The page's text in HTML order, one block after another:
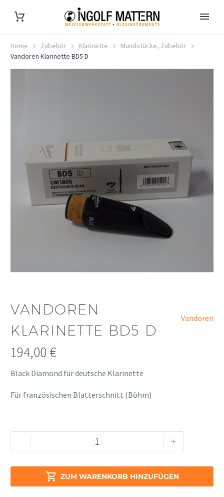
Home Zubehör Klarinette
Mundstücke, Zubehör
Vandoren Klarinette BD5 D
VANDOREN
KLARINETTE BD5 D
Vandoren
194,00 €
Black Diamond für deutsche Klarinette
Für französischen Blatterschnitt (Böhm)
-
Vandoren
Klarinette
Menge
+
 ZUM WARENKORB HINZUFÜGEN
Alternative: